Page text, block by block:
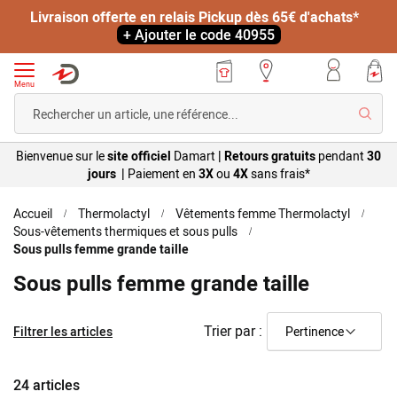
+ Ajouter le code 40955
Menu
Bienvenue sur lesite officiel Damart | Retours gratuits pendant 30
jours | Paiement en 3Xou 4Xsansfrais*
Accueil Thermolactyl
Vêtements femme Thermolactyl
Sous-vêtements thermiques et sous pulls
Sous pulls femme grande taille
Sous pulls femme grande taille
24articles
Trier par :
Filtrer les articles